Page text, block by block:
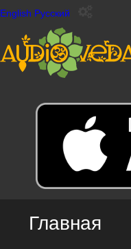
English Русский
Главная